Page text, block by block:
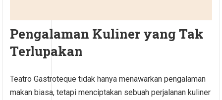
Pengalaman Kuliner yang Tak
Terlupakan
Teatro Gastroteque tidak hanya menawarkan pengalaman
makan biasa, tetapi menciptakan sebuah perjalanan kuliner